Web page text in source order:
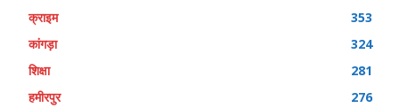
क्राइम
353
कांगड़ा
324
शिक्षा
281
हमीरपुर
276